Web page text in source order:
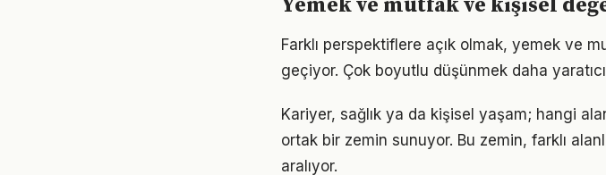
Yemek ve mutfak ve kişisel
Farklı perspektiflere açık olmak, yemek ve
geçiyor. Çok boyutlu düşünmek daha
Kariyer, sağlık ya da kişisel yaşam; hangi
ortak bir zemin sunuyor. Bu zemin, farklı
aralıyor.